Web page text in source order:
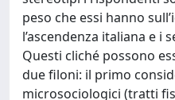
peso che essi hanno
l’ascendenza italiana e i
Questi cliché possono
due filoni: il primo
microsociologici (tratti